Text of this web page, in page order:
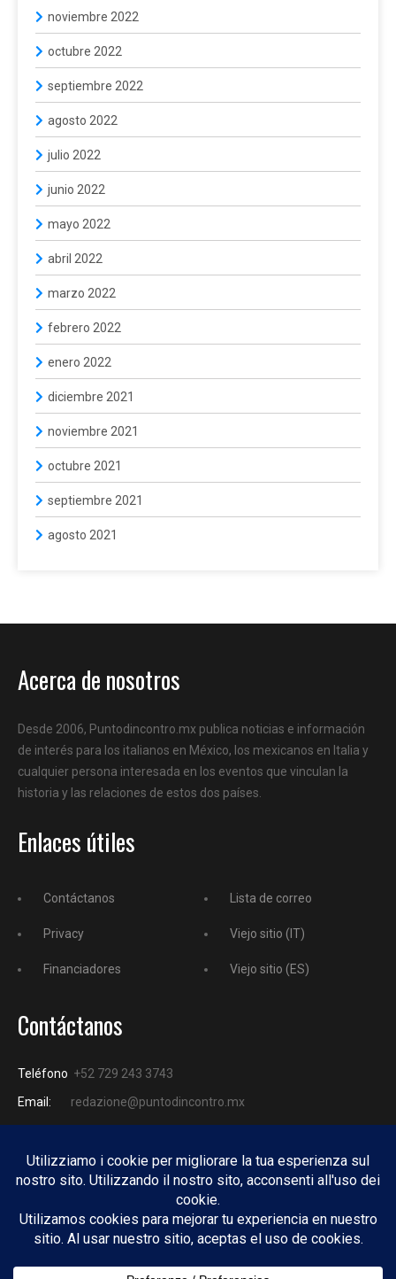
noviembre 2022
octubre 2022
septiembre 2022
agosto 2022
julio 2022
junio 2022
mayo 2022
abril 2022
marzo 2022
febrero 2022
enero 2022
diciembre 2021
noviembre 2021
octubre 2021
septiembre 2021
agosto 2021
Acerca de nosotros
Desde 2006, Puntodincontro.mx publica noticias e información
de interés para los italianos en México, los mexicanos en Italia y
cualquier persona interesada en los eventos que vinculan la
historia y las relaciones de estos dos países.
Enlaces útiles
Contáctanos
Privacy
Financiadores
Lista de correo
Viejo sitio (IT)
Viejo sitio (ES)
Contáctanos
Teléfono +52 729 243 3743
Email:
redazione@puntodincontro.mx
PUNTODINCONTRO